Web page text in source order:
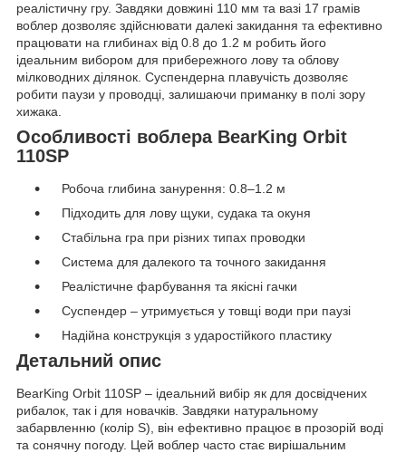
реалістичну гру. Завдяки довжині 110 мм та вазі 17 грамів
воблер дозволяє здійснювати далекі закидання та ефективно
працювати на глибинах від 0.8 до 1.2 м робить його
ідеальним вибором для прибережного лову та облову
мілководних ділянок. Суспендерна плавучість дозволяє
робити паузи у проводці, залишаючи приманку в полі зору
хижака.
Особливості воблера BearKing Orbit
110SP
Робоча глибина занурення: 0.8–1.2 м
Підходить для лову щуки, судака та окуня
Стабільна гра при різних типах проводки
Система для далекого та точного закидання
Реалістичне фарбування та якісні гачки
Суспендер – утримується у товщі води при паузі
Надійна конструкція з ударостійкого пластику
Детальний опис
BearKing Orbit 110SP – ідеальний вибір як для досвідчених
рибалок, так і для новачків. Завдяки натуральному
забарвленню (колір S), він ефективно працює в прозорій воді
та сонячну погоду. Цей воблер часто стає вирішальним